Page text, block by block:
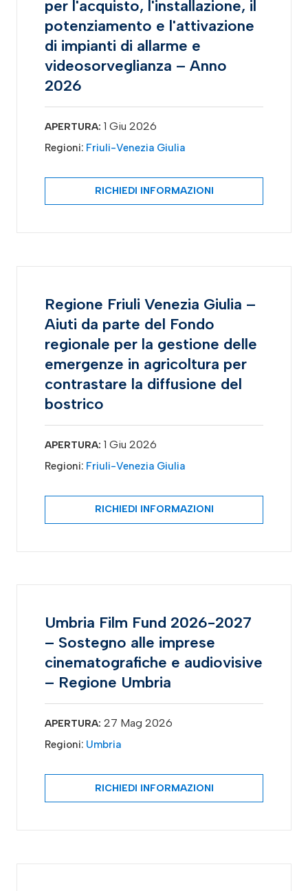
per l'acquisto, l'installazione, il
potenziamento e l'attivazione
di impianti di allarme e
videosorveglianza – Anno
2026
APERTURA: 1 Giu 2026
Regioni: Friuli-Venezia Giulia
RICHIEDI INFORMAZIONI
Regione Friuli Venezia Giulia –
Aiuti da parte del Fondo
regionale per la gestione delle
emergenze in agricoltura per
contrastare la diffusione del
bostrico
APERTURA: 1 Giu 2026
Regioni: Friuli-Venezia Giulia
RICHIEDI INFORMAZIONI
Umbria Film Fund 2026-2027
– Sostegno alle imprese
cinematografiche e audiovisive
– Regione Umbria
APERTURA: 27 Mag 2026
Regioni: Umbria
RICHIEDI INFORMAZIONI